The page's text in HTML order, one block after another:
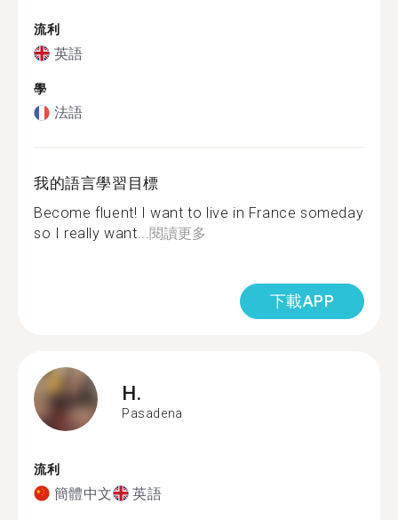
流利
英語
學
法語
我的語言學習目標
Become fluent! I want to live in France someday
so I really want...閱讀更多
下載APP
H.
Pasadena
流利
簡體中文 英語